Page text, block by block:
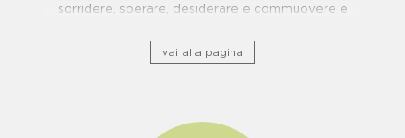
sorridere, sperare, desiderare e commuovere e
di usanze, cucina e buone pratiche.
vai alla pagina